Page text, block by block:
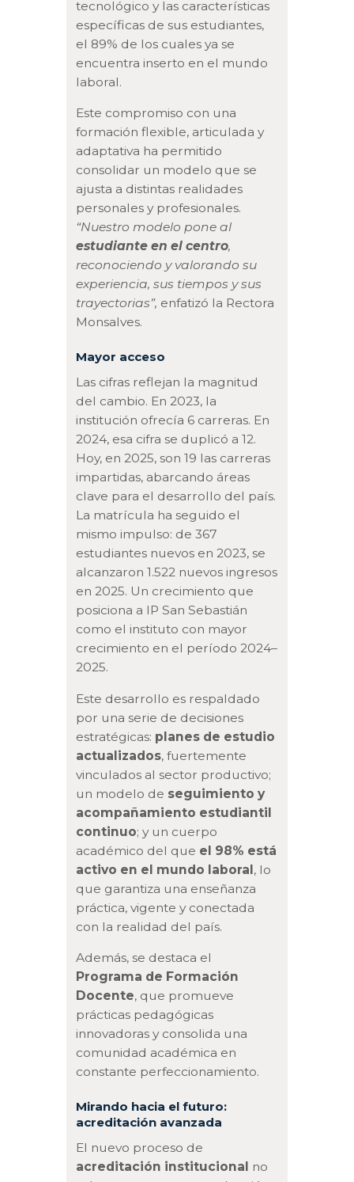
tecnológico y las características
específicas de sus estudiantes,
el 89% de los cuales ya se
encuentra inserto en el mundo
laboral.
Este compromiso con una
formación flexible, articulada y
adaptativa ha permitido
consolidar un modelo que se
ajusta a distintas realidades
personales y profesionales.
“Nuestro modelo pone al
estudiante en el centro,
reconociendo y valorando su
experiencia, sus tiempos y sus
trayectorias”, enfatizó la Rectora
Monsalves.
Mayor acceso
Las cifras reflejan la magnitud
del cambio. En 2023, la
institución ofrecía 6 carreras. En
2024, esa cifra se duplicó a 12.
Hoy, en 2025, son 19 las carreras
impartidas, abarcando áreas
clave para el desarrollo del país.
La matrícula ha seguido el
mismo impulso: de 367
estudiantes nuevos en 2023, se
alcanzaron 1.522 nuevos ingresos
en 2025. Un crecimiento que
posiciona a IP San Sebastián
como el instituto con mayor
crecimiento en el período 2024–
2025.
Este desarrollo es respaldado
por una serie de decisiones
estratégicas: planes de estudio
actualizados, fuertemente
vinculados al sector productivo;
un modelo de seguimiento y
acompañamiento estudiantil
continuo; y un cuerpo
académico del que el 98% está
activo en el mundo laboral, lo
que garantiza una enseñanza
práctica, vigente y conectada
con la realidad del país.
Además, se destaca el
Programa de Formación
Docente, que promueve
prácticas pedagógicas
innovadoras y consolida una
comunidad académica en
constante perfeccionamiento.
Mirando hacia el futuro:
acreditación avanzada
El nuevo proceso de
acreditación institucional
no